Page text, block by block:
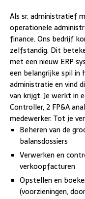
Als sr. administratief
operationele
finance. Ons bedrijf
zelfstandig. Dit
met een nieuw ERP
een belangrijke spil in
administratie en vind
van krijgt. Je werkt in
Controller, 2 FP&A
medewerker. Tot je
Beheren van de
balansdossiers
Verwerken en
verkoopfacturen
Opstellen en
(voorzieningen,